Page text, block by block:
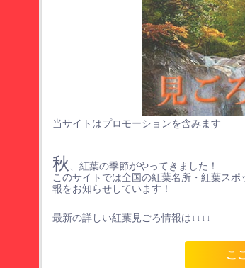
当サイトはプロモーションを含みます
秋
、紅葉の季節がやってきました！
このサイトでは全国の紅葉名所・紅葉ス
報をお知らせしています！
最新の詳しい紅葉見ごろ情報は↓↓↓↓
こ